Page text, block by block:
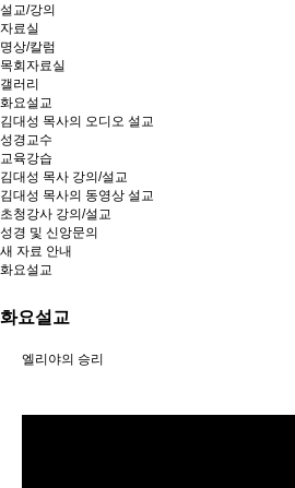
설교/강의
자료실
명상/칼럼
목회자료실
갤러리
화요설교
김대성 목사의 오디오 설교
성경교수
교육강습
김대성 목사 강의/설교
김대성 목사의 동영상 설교
초청강사 강의/설교
성경 및 신앙문의
새 자료 안내
화요설교
화요설교
엘리야의 승리